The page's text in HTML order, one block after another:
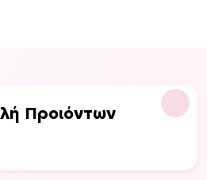
Προιόντων